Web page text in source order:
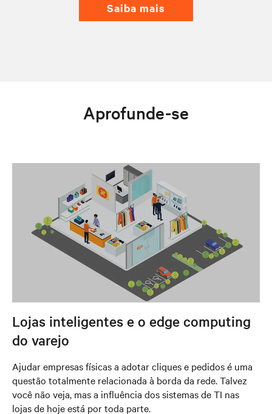
saiba mais
Aprofunde-se
Lojas inteligentes e o edge computing
do varejo
Ajudar empresas físicas a adotar cliques e pedidos é uma
questão totalmente relacionada à borda da rede. Talvez
você não veja, mas a influência dos sistemas de TI nas
lojas de hoje está por toda parte.